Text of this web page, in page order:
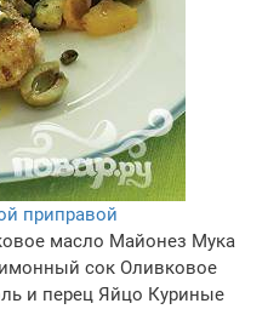
приправой
масло Майонез Мука
сок Оливковое
и перец Яйцо Куриные